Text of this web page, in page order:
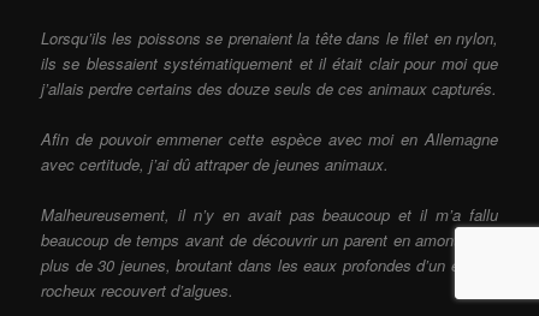
Lorsqu’ils les poissons se prenaient la tête dans le filet en nylon,
ils se blessaient systématiquement et il était clair pour moi que
j’allais perdre certains des douze seuls de ces animaux capturés.
Afin de pouvoir emmener cette espèce avec moi en Allemagne
avec certitude, j’ai dû attraper de jeunes animaux.
Malheureusement, il n’y en avait pas beaucoup et il m’a fallu
beaucoup de temps avant de découvrir un parent en amont avec
plus de 30 jeunes, broutant dans les eaux profondes d’un éperon
rocheux recouvert d’algues.